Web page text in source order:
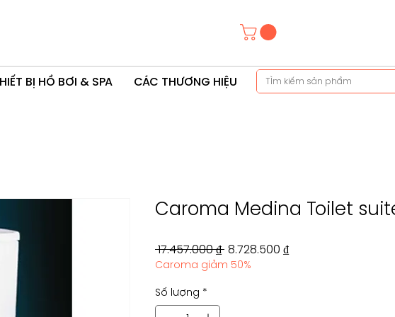
BỊ HỒ BƠI & SPA CÁC THƯƠNG HIỆU
Caroma Medina Toilet
17.457.000 ₫ Giá
thông
8.728.500 ₫Giá
Caroma giảm 50%
Số lượng *